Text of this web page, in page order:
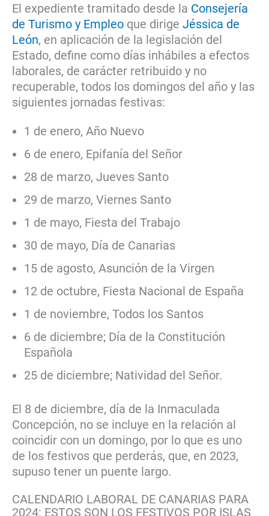
El expediente tramitado desde la Consejería
de Turismo y Empleo que dirige Jéssica de
León, en aplicación de la legislación del
Estado, define como días inhábiles a efectos
laborales, de carácter retribuido y no
recuperable, todos los domingos del año y las
siguientes jornadas festivas:
1 de enero, Año Nuevo
6 de enero, Epifanía del Señor
28 de marzo, Jueves Santo
29 de marzo, Viernes Santo
1 de mayo, Fiesta del Trabajo
30 de mayo, Día de Canarias
15 de agosto, Asunción de la Virgen
12 de octubre, Fiesta Nacional de España
1 de noviembre, Todos los Santos
6 de diciembre; Día de la Constitución
Española
25 de diciembre; Natividad del Señor.
El 8 de diciembre, día de la Inmaculada
Concepción, no se incluye en la relación al
coincidir con un domingo, por lo que es uno
de los festivos que perderás, que, en 2023,
supuso tener un puente largo.
CALENDARIO LABORAL DE CANARIAS PARA
2024: ESTOS SON LOS FESTIVOS POR ISLAS